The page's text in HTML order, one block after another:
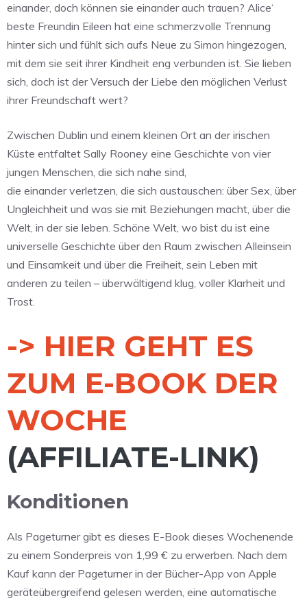
einander, doch können sie einander auch trauen? Alice‘
beste Freundin Eileen hat eine schmerzvolle Trennung
hinter sich und fühlt sich aufs Neue zu Simon hingezogen,
mit dem sie seit ihrer Kindheit eng verbunden ist. Sie lieben
sich, doch ist der Versuch der Liebe den möglichen Verlust
ihrer Freundschaft wert?
Zwischen Dublin und einem kleinen Ort an der irischen
Küste entfaltet Sally Rooney eine Geschichte von vier
jungen Menschen, die sich nahe sind,
die einander verletzen, die sich austauschen: über Sex, über
Ungleichheit und was sie mit Beziehungen macht, über die
Welt, in der sie leben. Schöne Welt, wo bist du ist eine
universelle Geschichte über den Raum zwischen Alleinsein
und Einsamkeit und über die Freiheit, sein Leben mit
anderen zu teilen – überwältigend klug, voller Klarheit und
Trost.
-> HIER GEHT ES
ZUM E-BOOK DER
WOCHE
(AFFILIATE-LINK)
Konditionen
Als Pageturner gibt es dieses E-Book dieses Wochenende
zu einem Sonderpreis von 1,99 € zu erwerben. Nach dem
Kauf kann der Pageturner in der Bücher-App von Apple
geräteübergreifend gelesen werden, eine automatische